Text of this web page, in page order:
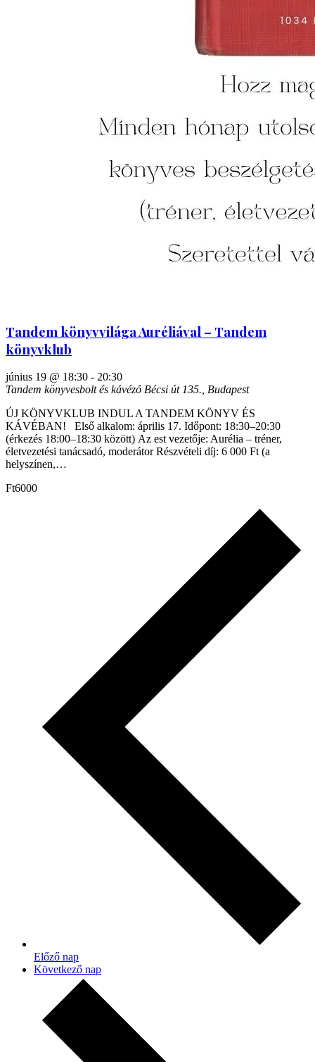
Tandem könyvvilága Auréliával – Tandem
könyvklub
június 19 @ 18:30 - 20:30
Tandem könyvesbolt és kávézó Bécsi út 135., Budapest
ÚJ KÖNYVKLUB INDUL A TANDEM KÖNYV ÉS
KÁVÉBAN! Első alkalom: április 17. Időpont: 18:30–20:30
(érkezés 18:00–18:30 között) Az est vezetője: Aurélia – tréner,
életvezetési tanácsadó, moderátor Részvételi díj: 6 000 Ft (a
helyszínen,…
Ft6000
Előző nap
Következő nap